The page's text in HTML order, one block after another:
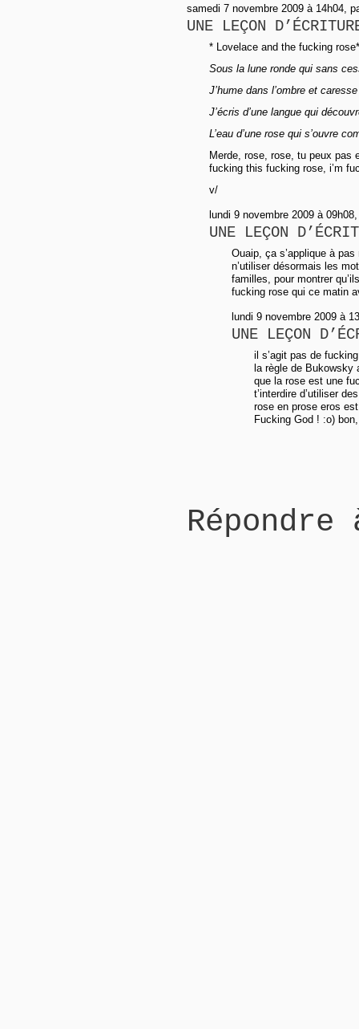
samedi 7 novembre 2009 à 14h04,
UNE LEÇON
* Lovelace and the fucking rose*
Sous la lune ronde qui sans
J’hume dans l’ombre et
J’écris d’une langue qui
L’eau d’une rose qui s’ouvre
Merde, rose, rose, tu peux pas
fucking this fucking rose, i’m
v/
lundi 9 novembre 2009 à
UNE LEÇON
Ouaip, ça s’applique à
n’utiliser désormais les
familles, pour montrer
fucking rose qui ce matin
lundi 9 novembre 2009 à
UNE LEÇON
il s’agit pas de
la règle de
que la rose est une
t’interdire d’utiliser
rose en prose eros
Fucking God ! :o)